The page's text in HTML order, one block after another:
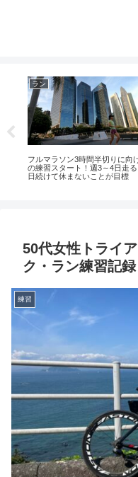
ラン
フルマラソン3時間半切りに向
の練習スタート！週3～4日走
日続けて休まないことが目標
50代女性トライ
ク・ラン練習記録
練習